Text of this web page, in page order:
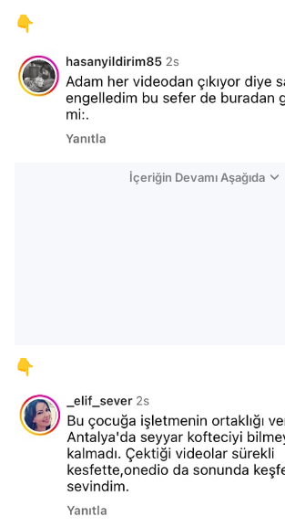
👇
İçeriğin Devamı Aşağıda
👇